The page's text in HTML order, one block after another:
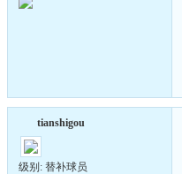
tianshigou
级别: 替补球员